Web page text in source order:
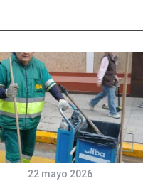
22 mayo 2026